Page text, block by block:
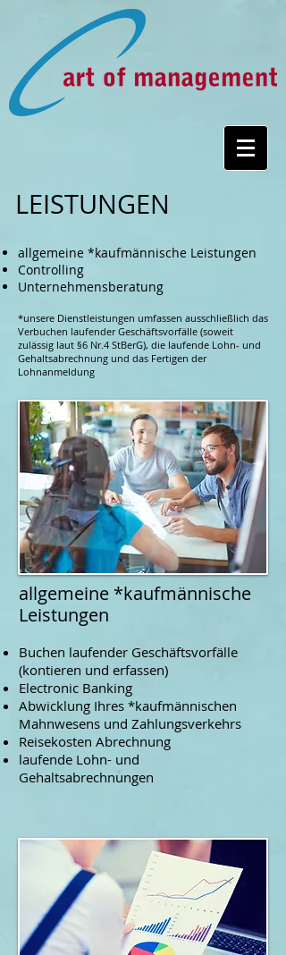
LEISTUNGEN
allgemeine *kaufmännische Leistungen
Controlling
Unternehmensberatung
*unsere Dienstleistungen umfassen ausschließlich das
Verbuchen laufender Geschäftsvorfälle (soweit
zulässig laut §6 Nr.4 StBerG), die laufende Lohn- und
Gehaltsabrechnung und das Fertigen der
Lohnanmeldung
allgemeine *kaufmännische
Leistungen
Buchen laufender Geschäftsvorfälle
(kontieren und erfassen)
Electronic Banking
Abwicklung Ihres *kaufmännischen
Mahnwesens und Zahlungsverkehrs
Reisekosten Abrechnung
laufende Lohn- und
Gehaltsabrechnungen